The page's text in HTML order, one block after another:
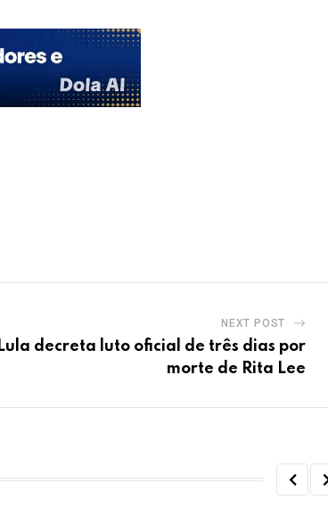
NEXT POST
Lula decreta luto oficial de três dias por
morte de Rita Lee